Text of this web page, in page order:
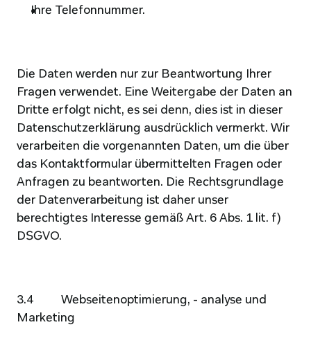
Ihre Telefonnummer.
Die Daten werden nur zur Beantwortung Ihrer
Fragen verwendet. Eine Weitergabe der Daten an
Dritte erfolgt nicht, es sei denn, dies ist in dieser
Datenschutzerklärung ausdrücklich vermerkt. Wir
verarbeiten die vorgenannten Daten, um die über
das Kontaktformular übermittelten Fragen oder
Anfragen zu beantworten. Die Rechtsgrundlage
der Datenverarbeitung ist daher unser
berechtigtes Interesse gemäß Art. 6 Abs. 1 lit. f)
DSGVO.
3.4          Webseitenoptimierung, - analyse und
Marketing